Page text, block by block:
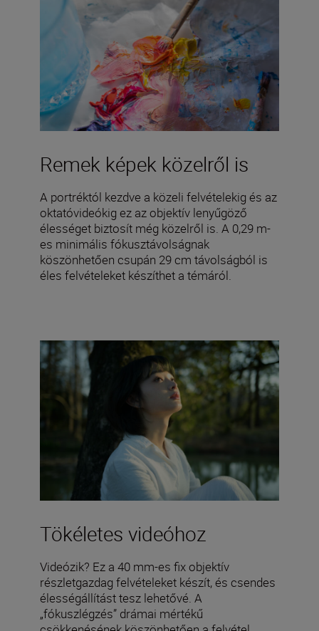
Remek képek közelről is
A portréktól kezdve a közeli felvételekig és az
oktatóvideókig ez az objektív lenyűgöző
élességet biztosít még közelről is. A 0,29 m-
es minimális fókusztávolságnak
köszönhetően csupán 29 cm távolságból is
éles felvételeket készíthet a témáról.
Tökéletes videóhoz
Videózik? Ez a 40 mm-es fix objektív
részletgazdag felvételeket készít, és csendes
élességállítást tesz lehetővé. A
„fókuszlégzés” drámai mértékű